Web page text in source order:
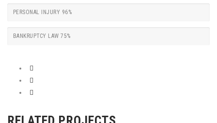
PERSONAL INJURY 96%
BANKRUPTCY LAW75%